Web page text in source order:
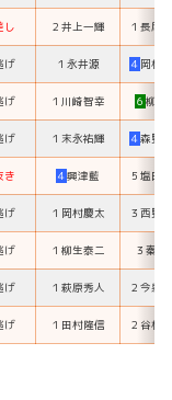
し ２ 井上一輝 １ 長尾
げ １ 永井源 ４ 岡村
げ １ 川崎智幸 ６ 柳沢
げ １ 末永祐輝 ４森野
き ４興津藍 ５ 塩田
げ １ 岡村慶太 ３ 西野
げ １ 柳生泰二 ３ 秦英
げ １ 萩原秀人 ２ 今泉
げ １ 田村隆信 ２ 谷村